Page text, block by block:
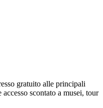
gratuito alle principali
scontato a musei, tour